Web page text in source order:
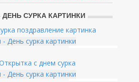
ДЕНЬ СУРКА КАРТИНКИ
День сурка картинки
День сурка картинки